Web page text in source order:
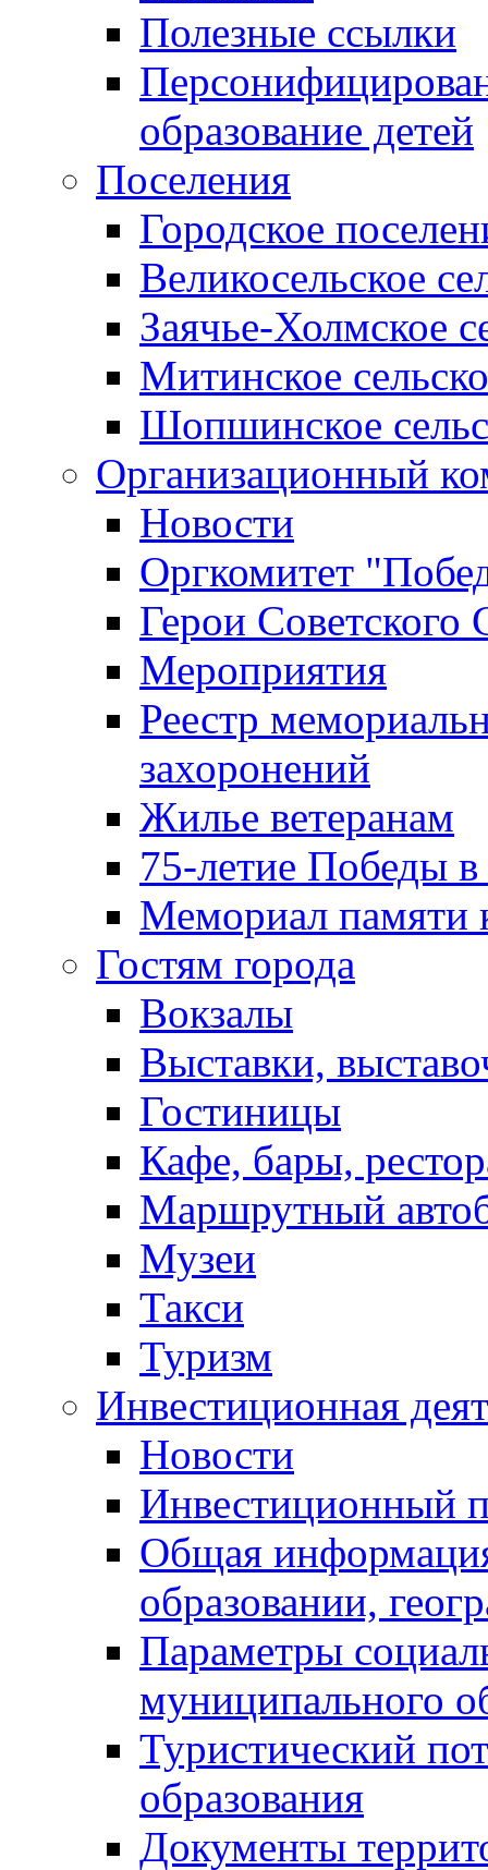
Полезные ссылки
образование детей
Поселения
Городское
Великосельское
Заячье-Холмское
Митинское
Шопшинское
Организационный
Новости
Оргкомитет
Герои Советского
Мероприятия
Реестр
захоронений
Жилье ветеранам
75-летие Победы
Мемориал памяти
Гостям города
Вокзалы
Выставки,
Гостиницы
Кафе, бары,
Маршрутный
Музеи
Такси
Туризм
Инвестиционная
Новости
Инвестиционный
Общая
образовании,
Параметры
муниципального
Туристический
образования
Документы